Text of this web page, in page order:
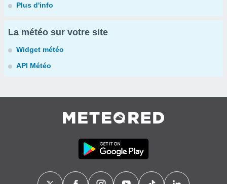
Plus d'info
La météo sur votre site
Widget météo
API Météo